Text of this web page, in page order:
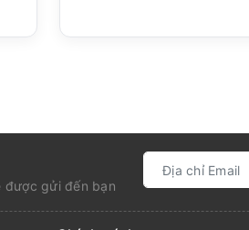
được gửi đến bạn